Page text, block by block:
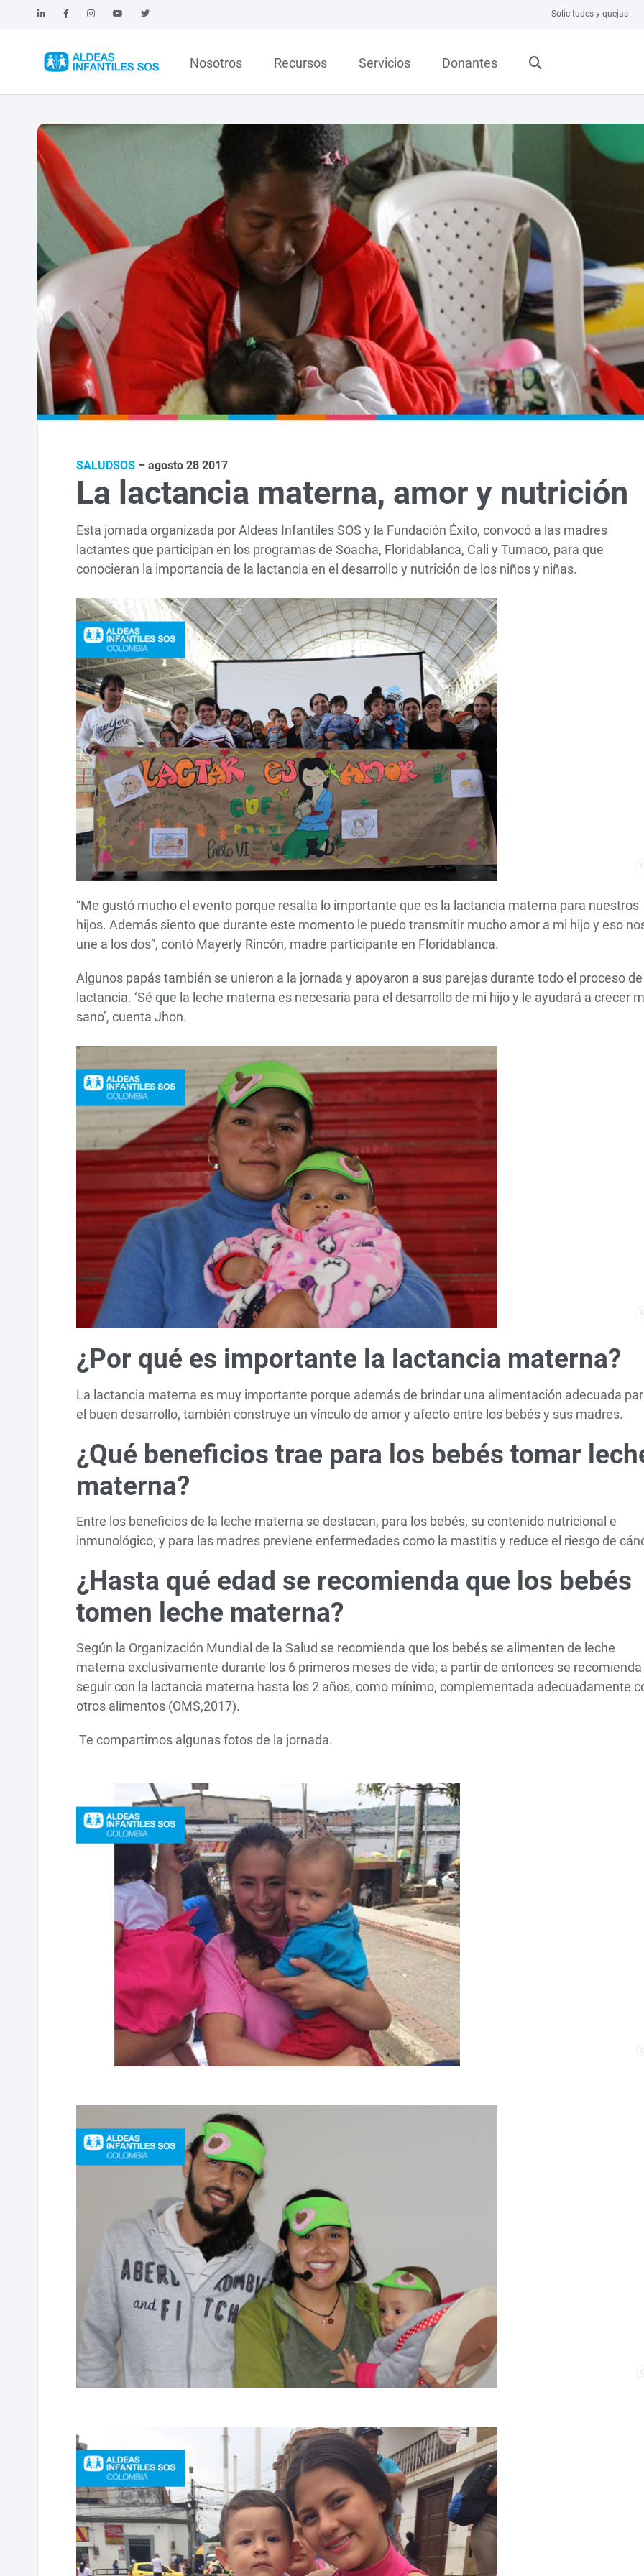
Solicitudes y quejas
Nosotros Recursos Servicios Donantes
SALUDSOS – agosto 28 2017
La lactancia materna, amor y nutrición
Esta jornada organizada por Aldeas Infantiles SOS y la Fundación Éxito, convocó a las madres
lactantes que participan en los programas de Soacha, Floridablanca, Cali y Tumaco, para que
conocieran la importancia de la lactancia en el desarrollo y nutrición de los niños y niñas.
“Me gustó mucho el evento porque resalta lo importante que es la lactancia materna para nuestros
hijos. Además siento que durante este momento le puedo transmitir mucho amor a mi hijo y eso
une a los dos”, contó Mayerly Rincón, madre participante en Floridablanca.
Algunos papás también se unieron a la jornada y apoyaron a sus parejas durante todo el proceso de
lactancia. ‘Sé que la leche materna es necesaria para el desarrollo de mi hijo y le ayudará a crecer
sano’, cuenta Jhon.
¿Por qué es importante la lactancia materna?
La lactancia materna es muy importante porque además de brindar una alimentación adecuada
el buen desarrollo, también construye un vínculo de amor y afecto entre los bebés y sus madres.
¿Qué beneficios trae para los bebés tomar
materna?
Entre los beneficios de la leche materna se destacan, para los bebés, su contenido nutricional e
inmunológico, y para las madres previene enfermedades como la mastitis y reduce el riesgo de
¿Hasta qué edad se recomienda que los bebés
tomen leche materna?
Según la Organización Mundial de la Salud se recomienda que los bebés se alimenten de leche
materna exclusivamente durante los 6 primeros meses de vida; a partir de entonces se recomienda
seguir con la lactancia materna hasta los 2 años, como mínimo, complementada adecuadamente
otros alimentos (OMS,2017).
Te compartimos algunas fotos de la jornada.